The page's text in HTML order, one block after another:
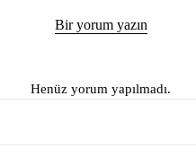
Bir yorum yazın
Henüz yorum yapılmadı.